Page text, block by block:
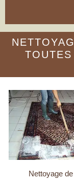
Nettoyage